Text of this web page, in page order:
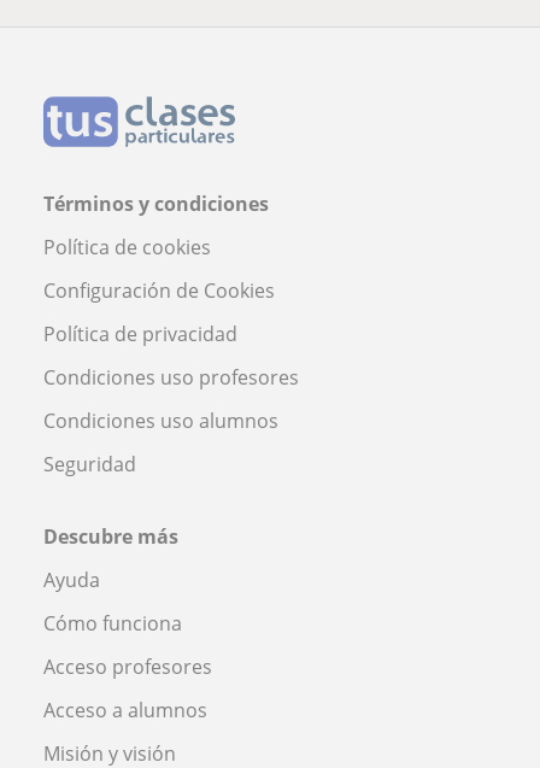
Términos y condiciones
Política de cookies
Configuración de Cookies
Política de privacidad
Condiciones uso profesores
Condiciones uso alumnos
Seguridad
Descubre más
Ayuda
Cómo funciona
Acceso profesores
Acceso a alumnos
Misión y visión